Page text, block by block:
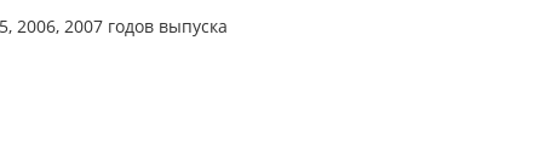
2006, 2007 годов выпуска